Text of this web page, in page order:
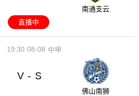
南通支云
直播中
08-08
19:30 中甲
V - S
佛山南狮